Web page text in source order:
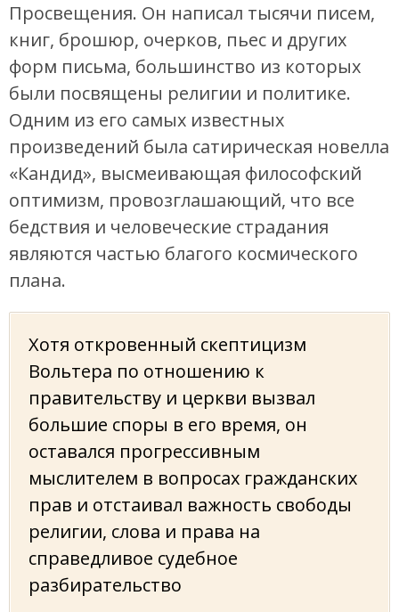
Просвещения. Он написал тысячи писем,
книг, брошюр, очерков, пьес и других
форм письма, большинство из которых
были посвящены религии и политике.
Одним из его самых известных
произведений была сатирическая новелла
«Кандид», высмеивающая философский
оптимизм, провозглашающий, что все
бедствия и человеческие страдания
являются частью благого космического
плана.
Хотя откровенный скептицизм
Вольтера по отношению к
правительству и церкви вызвал
большие споры в его время, он
оставался прогрессивным
мыслителем в вопросах гражданских
прав и отстаивал важность свободы
религии, слова и права на
справедливое судебное
разбирательство